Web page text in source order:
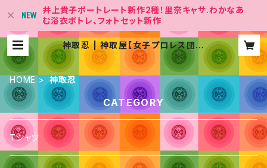
井上貴子ポートレート新作2種！里奈キャサ.わかなあ
む浴衣ポトレ、フォトセット新作
神取忍 | 神取屋【女子プロレス団体
「LLPW-X 」Official Shop】
HOME 神取忍
CATEGORY
Tシャツ